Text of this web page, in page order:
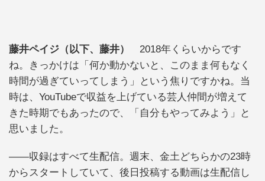
藤井ペイジ（以下、藤井）
2018年くらいからです
ね。きっかけは「何か動かないと、このまま何もなく
時間が過ぎていってしまう」という焦りですかね。当
時は、YouTubeで収益を上げている芸人仲間が増えて
きた時期でもあったので、「自分もやってみよう」と
思いました。
――収録はすべて生配信。週末、金土どちらかの23時
からスタートしていて、後日投稿する動画は生配信し